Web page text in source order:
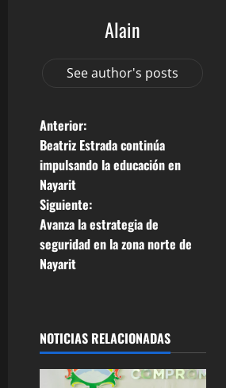
Alain
See author's posts
N
a
v
e
g
c
i
Anterior:
Beatriz Estrada continúa
impulsando la educación en
Nayarit
Siguiente:
Avanza la estrategia de
seguridad en la zona norte de
Nayarit
NOTICIAS RELACIONADAS